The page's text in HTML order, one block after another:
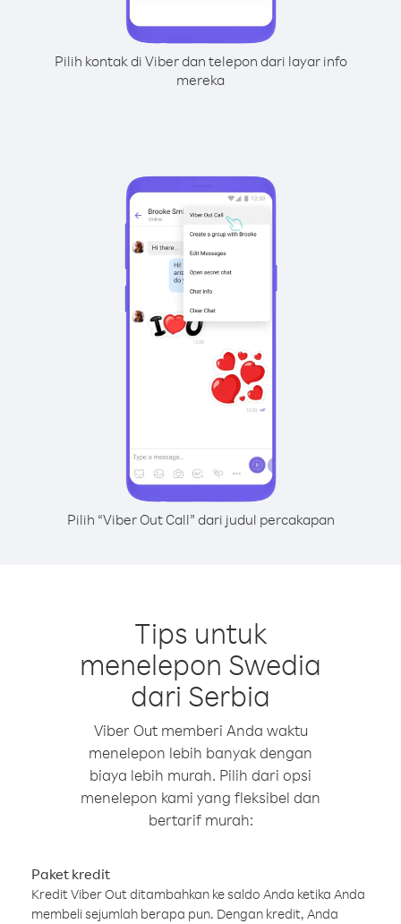
Pilih kontak di Viber dan telepon dari layar info
mereka
Pilih “Viber Out Call” dari judul percakapan
Tips untuk
menelepon Swedia
dari Serbia
Viber Out memberi Anda waktu
menelepon lebih banyak dengan
biaya lebih murah. Pilih dari opsi
menelepon kami yang fleksibel dan
bertarif murah:
Paket kredit
Kredit Viber Out ditambahkan ke saldo Anda ketika Anda
membeli sejumlah berapa pun. Dengan kredit, Anda